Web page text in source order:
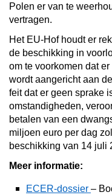
Polen er van te
vertragen.
Het EU-Hof houdt er
de beschikking in
om te voorkomen dat
wordt aangericht aan
feit dat er geen sprake
omstandigheden,
betalen van een
miljoen euro per dag
beschikking van 14 juli
Meer informatie:
ECER-dossier –